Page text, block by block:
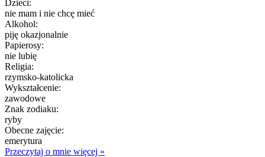
Dzieci:
nie mam i nie chcę mieć
Alkohol:
piję okazjonalnie
Papierosy:
nie lubię
Religia:
rzymsko-katolicka
Wykształcenie:
zawodowe
Znak zodiaku:
ryby
Obecne zajęcie:
emerytura
Przeczytaj o mnie więcej »